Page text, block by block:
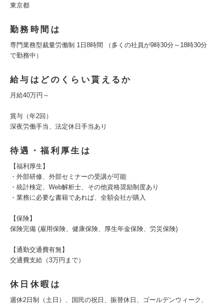
東京都
勤務時間は
専門業務型裁量労働制 1日8時間 （多くの社員が9時30分～18時30分
で勤務中）
給与はどのくらい貰えるか
月給40万円～
賞与（年2回）
深夜労働手当、法定休日手当あり
待遇・福利厚生は
【福利厚生】
・外部研修、外部セミナーの受講が可能
・統計検定、Web解析士、その他資格奨励制度あり
・業務に必要な書籍であれば、全額会社が購入
【保険】
保険完備 (雇用保険、健康保険、厚生年金保険、労災保険)
【通勤交通費有無】
交通費支給（3万円まで）
休日休暇は
週休2日制（土日）、国民の祝日、振替休日、ゴールデンウィーク、